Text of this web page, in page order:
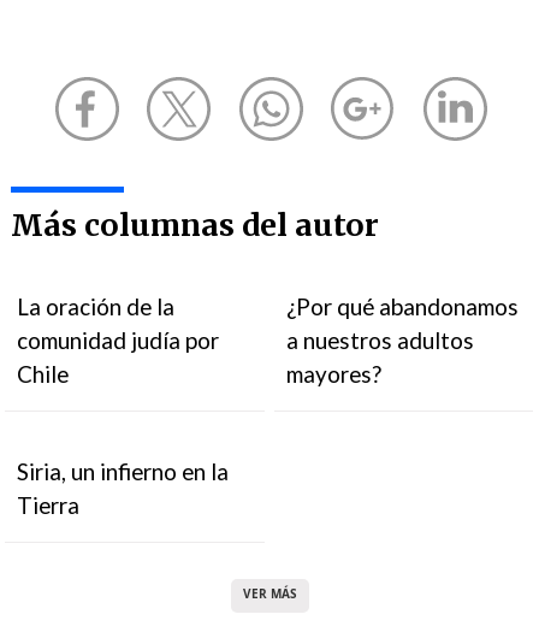
Más columnas del autor
La oración de la
comunidad judía por
Chile
¿Por qué abandonamos
a nuestros adultos
mayores?
Siria, un infierno en la
Tierra
VER MÁS